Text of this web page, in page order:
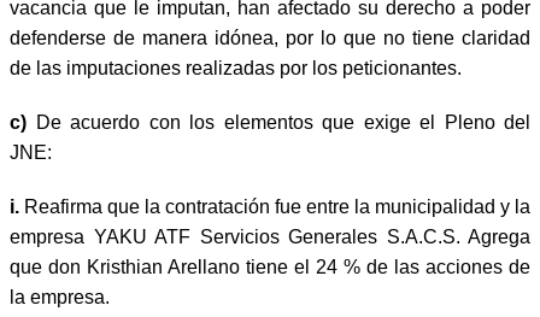
vacancia que le imputan, han afectado su derecho a poder
defenderse de manera idónea, por lo que no tiene claridad
de las imputaciones realizadas por los peticionantes.
c) De acuerdo con los elementos que exige el Pleno del
JNE:
i. Reafirma que la contratación fue entre la municipalidad y la
empresa YAKU ATF Servicios Generales S.A.C.S. Agrega
que don Kristhian Arellano tiene el 24 % de las acciones de
la empresa.